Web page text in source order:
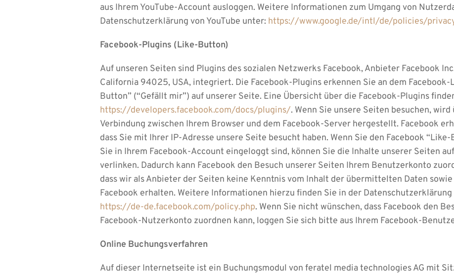
aus Ihrem YouTube-Account ausloggen. Weitere Informationen zum Umgang von
Datenschutzerklärung von YouTube unter: https://www.google.de/intl/de/policies/
Facebook-Plugins (Like-Button)
Auf unseren Seiten sind Plugins des sozialen Netzwerks Facebook, Anbieter Facebook
California 94025, USA, integriert. Die Facebook-Plugins erkennen Sie an dem Facebook-
Button” (“Gefällt mir”) auf unserer Seite. Eine Übersicht über die Facebook-Plugins
https://developers.facebook.com/docs/plugins/. Wenn Sie unsere Seiten besuchen,
Verbindung zwischen Ihrem Browser und dem Facebook-Server hergestellt. Facebook
dass Sie mit Ihrer IP-Adresse unsere Seite besucht haben. Wenn Sie den Facebook
Sie in Ihrem Facebook-Account eingeloggt sind, können Sie die Inhalte unserer Seiten
verlinken. Dadurch kann Facebook den Besuch unserer Seiten Ihrem Benutzerkonto
dass wir als Anbieter der Seiten keine Kenntnis vom Inhalt der übermittelten Daten
Facebook erhalten. Weitere Informationen hierzu finden Sie in der
https://de-de.facebook.com/policy.php. Wenn Sie nicht wünschen, dass Facebook den
Facebook-Nutzerkonto zuordnen kann, loggen Sie sich bitte aus Ihrem Facebook-
Online Buchungsverfahren
Auf dieser Internetseite ist ein Buchungsmodul von feratel media technologies AG mit